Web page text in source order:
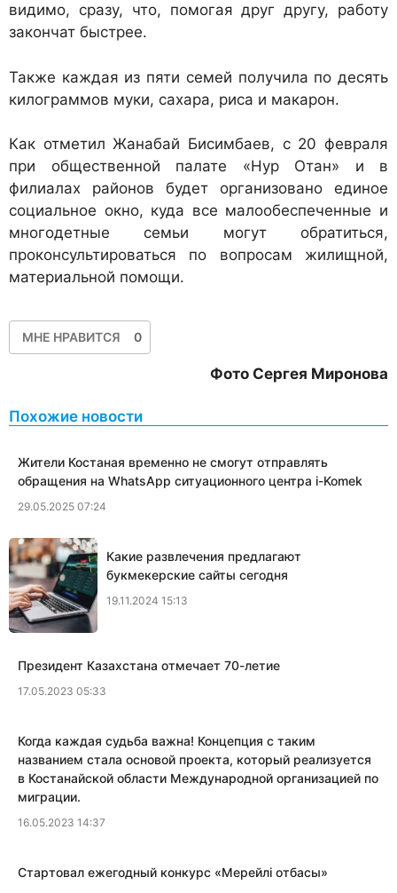
видимо, сразу, что, помогая друг другу, работу
закончат быстрее.
Также каждая из пяти семей получила по десять
килограммов муки, сахара, риса и макарон.
Как отметил Жанабай Бисимбаев, с 20 февраля
при общественной палате «Нур Отан» и в
филиалах районов будет организовано единое
социальное окно, куда все малообеспеченные и
многодетные семьи могут обратиться,
проконсультироваться по вопросам жилищной,
материальной помощи.
МНЕ НРАВИТСЯ 0
Фото Сергея Миронова
Похожие новости
Жители Костаная временно не смогут отправлять
обращения на WhatsApp ситуационного центра i-Komek
29.05.2025 07:24
Какие развлечения предлагают
букмекерские сайты сегодня
19.11.2024 15:13
Президент Казахстана отмечает 70-летие
17.05.2023 05:33
Когда каждая судьба важна! Концепция с таким
названием стала основой проекта, который реализуется
в Костанайской области Международной организацией по
миграции.
16.05.2023 14:37
​Стартовал ежегодный конкурс «Мерейлi отбасы»